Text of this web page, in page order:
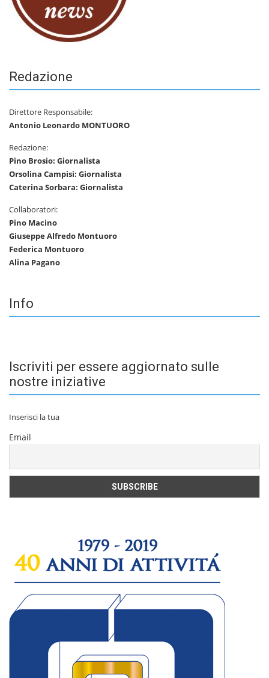
Redazione
Direttore Responsabile:
Antonio Leonardo MONTUORO
Redazione:
Pino Brosio: Giornalista
Orsolina Campisi: Giornalista
Caterina Sorbara: Giornalista
Collaboratori:
Pino Macino
Giuseppe Alfredo Montuoro
Federica Montuoro
Alina Pagano
Info
Iscriviti per essere aggiornato sulle
nostre iniziative
Inserisci la tua
Email